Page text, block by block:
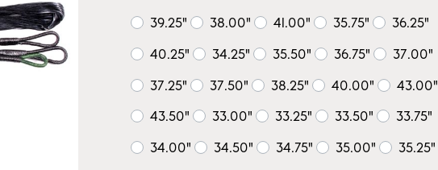
39.25" 38.00" 41.00" 35.75" 36.25"
40.25" 34.25" 35.50" 36.75" 37.00"
37.25" 37.50" 38.25" 40.00" 43.00"
43.50" 33.00" 33.25" 33.50" 33.75"
34.00" 34.50" 34.75" 35.00" 35.25"